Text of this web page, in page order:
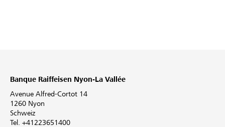
Banque Raiffeisen Nyon-La Vallée
Avenue Alfred-Cortot 14
1260 Nyon
Schweiz
Tel. +41223651400